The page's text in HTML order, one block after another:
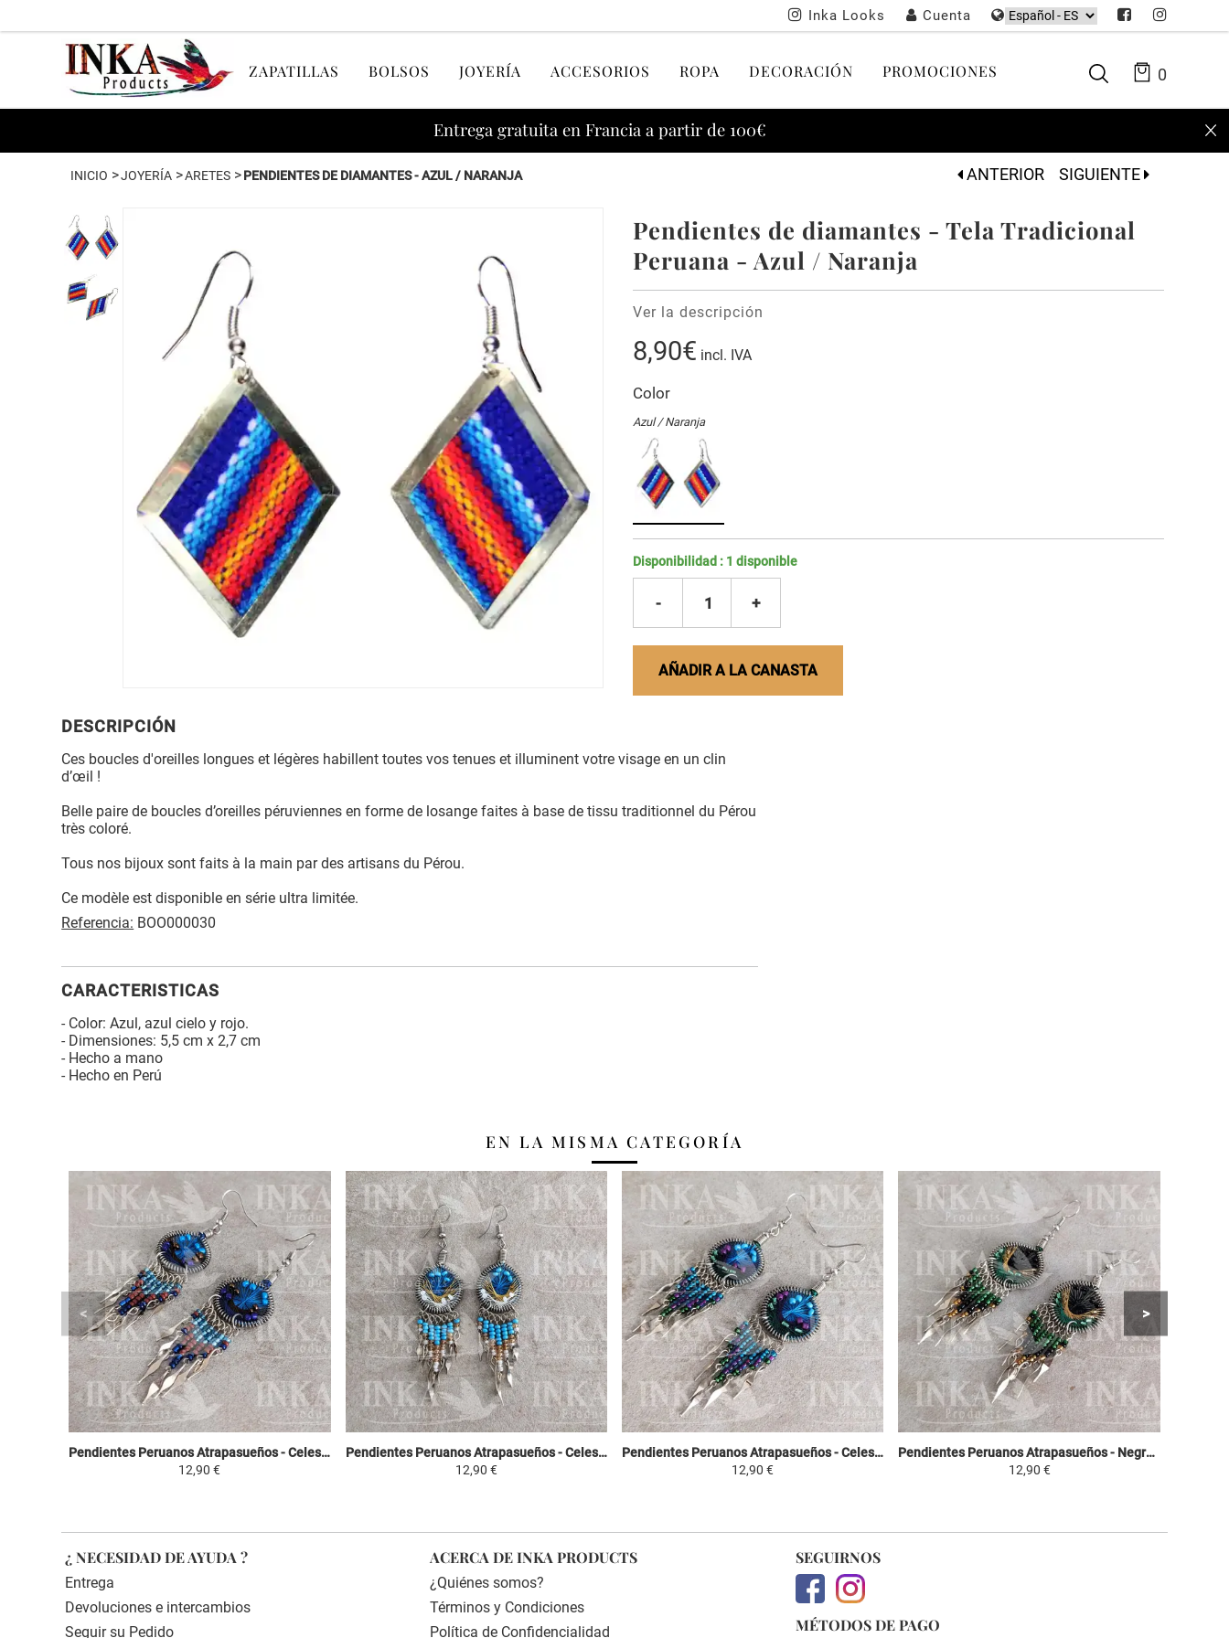
Inka Looks Cuenta
ZAPATILLAS BOLSOS JOYERÍA ACCESORIOS ROPA DECORACIÓN PROMOCIONES 0
Entrega gratuita en Francia a partir de 100€
INICIO >JOYERÍA >ARETES >PENDIENTES DE DIAMANTES - AZUL / NARANJA ANTERIOR SIGUIENTE
Pendientes de diamantes - Tela Tradicional
Peruana - Azul / Naranja
Ver la descripción
8,90€ incl. IVA
Color
Azul / Naranja
Disponibilidad : 1 disponible
- 1 +
AÑADIR A LA CANASTA
DESCRIPCIÓN
Ces boucles d'oreilles longues et légères habillent toutes vos tenues et illuminent votre visage en un clin
d’œil !
Belle paire de boucles d’oreilles péruviennes en forme de losange faites à base de tissu traditionnel du Pérou
très coloré.
Tous nos bijoux sont faits à la main par des artisans du Pérou.
Ce modèle est disponible en série ultra limitée.
Referencia: BOO000030
CARACTERISTICAS
- Color: Azul, azul cielo y rojo.
- Dimensiones: 5,5 cm x 2,7 cm
- Hecho a mano
- Hecho en Perú
EN LA MISMA CATEGORÍA
Pendientes Peruanos Atrapasueños - Celeste, Marron y Violeta
12,90 €
Pendientes Peruanos Atrapasueños - Celeste, Amarillo y Blanco
12,90 €
Pendientes Peruanos Atrapasueños - Celeste, violeta y verde
12,90 €
Pendientes Peruanos Atrapasueños - Negro, Amarillo y Verde
12,90 €
¿ NECESIDAD DE AYUDA ?
Entrega
Devoluciones e intercambios
Seguir su Pedido
ACERCA DE INKA PRODUCTS
¿Quiénes somos?
Términos y Condiciones
Política de Confidencialidad
SEGUIRNOS
MÉTODOS DE PAGO